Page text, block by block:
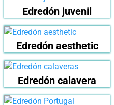
Edredón juvenil
Edredón aesthetic
Edredón calavera